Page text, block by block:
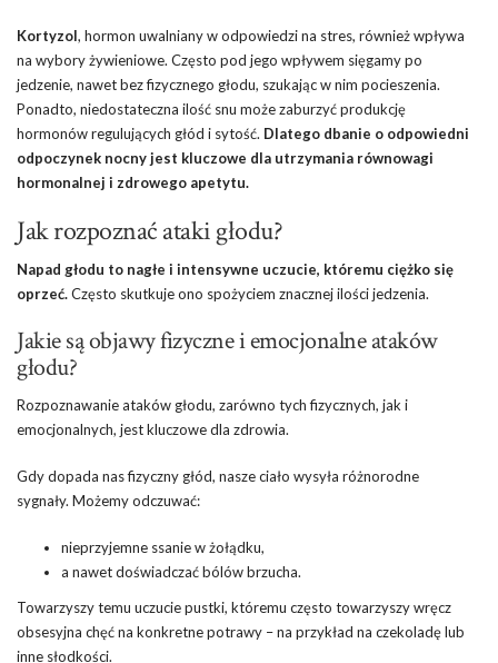
Kortyzol, hormon uwalniany w odpowiedzi na stres, również wpływa
na wybory żywieniowe. Często pod jego wpływem sięgamy po
jedzenie, nawet bez fizycznego głodu, szukając w nim pocieszenia.
Ponadto, niedostateczna ilość snu może zaburzyć produkcję
hormonów regulujących głód i sytość. Dlatego dbanie o odpowiedni
odpoczynek nocny jest kluczowe dla utrzymania równowagi
hormonalnej i zdrowego apetytu.
Jak rozpoznać ataki głodu?
Napad głodu to nagłe i intensywne uczucie, któremu ciężko się
oprzeć.Często skutkuje ono spożyciem znacznej ilości jedzenia.
Jakie są objawy fizyczne i emocjonalne ataków
głodu?
Rozpoznawanie ataków głodu, zarówno tych fizycznych, jak i
emocjonalnych, jest kluczowe dla zdrowia.
Gdy dopada nas fizyczny głód, nasze ciało wysyła różnorodne
sygnały. Możemy odczuwać:
nieprzyjemne ssanie w żołądku,
a nawet doświadczać bólów brzucha.
Towarzyszy temu uczucie pustki, któremu często towarzyszy wręcz
obsesyjna chęć na konkretne potrawy – na przykład na czekoladę lub
inne słodkości.